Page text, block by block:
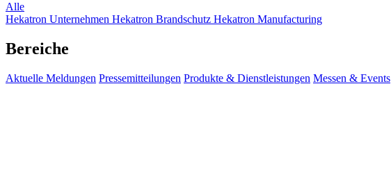
Alle
Hekatron Unternehmen Hekatron Brandschutz Hekatron Manufacturing
Bereiche
Aktuelle Meldungen Pressemitteilungen Produkte & Dienstleistungen Messen & Events